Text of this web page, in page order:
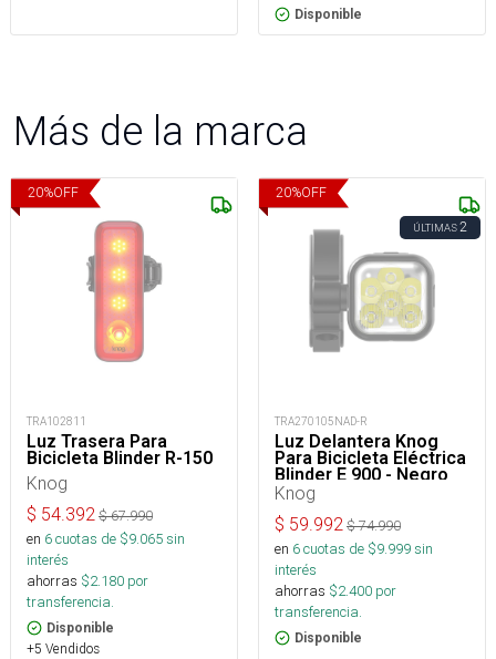
Disponible
Más de la marca
20%OFF
TRA102811
Luz Trasera Para
Bicicleta Blinder R-150
Knog
$ 54.392 $67.990
en 6cuotas de $9.065sin
interés
ahorras $2.180 por
transferencia.
Disponible
+5 Vendidos
20%OFF
ÚLTIMAS2
TRA270105NAD-R
Luz Delantera Knog
Para Bicicleta Eléctrica
Blinder E 900 - Negro
Knog
$ 59.992 $74.990
en 6cuotas de $9.999sin
interés
ahorras $2.400 por
transferencia.
Disponible